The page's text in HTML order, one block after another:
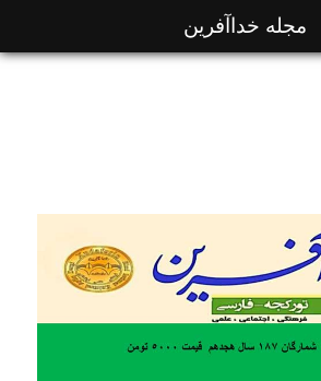
مجله خداآفرین